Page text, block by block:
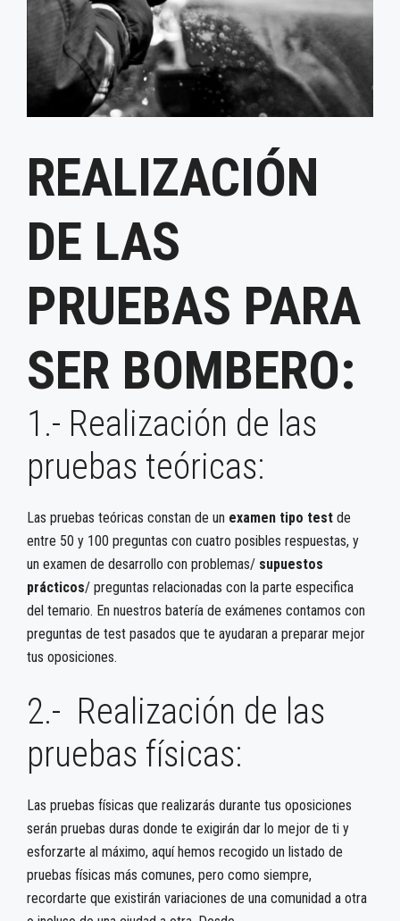
REALIZACIÓN
DE LAS
PRUEBAS PARA
SER BOMBERO:
1.- Realización de las
pruebas teóricas:
Las pruebas teóricas constan de un examen tipo test de
entre 50 y 100 preguntas con cuatro posibles respuestas, y
un examen de desarrollo con problemas/ supuestos
prácticos/ preguntas relacionadas con la parte especifica
del temario. En nuestros batería de exámenes contamos con
preguntas de test pasados que te ayudaran a preparar mejor
tus oposiciones.
2.- Realización de las
pruebas físicas:
Las pruebas físicas que realizarás durante tus oposiciones
serán pruebas duras donde te exigirán dar lo mejor de ti y
esforzarte al máximo, aquí hemos recogido un listado de
pruebas físicas más comunes, pero como siempre,
recordarte que existirán variaciones de una comunidad a otra